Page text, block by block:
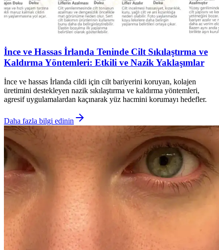
İnce ve Hassas İrlanda Teninde Cilt Sıkılaştırma ve
Kaldırma Yöntemleri: Etkili ve Nazik Yaklaşımlar
İnce ve hassas İrlanda cildi için cilt bariyerini koruyan, kolajen
üretimini destekleyen nazik sıkılaştırma ve kaldırma yöntemleri,
agresif uygulamalardan kaçınarak yüz hacmini korumayı hedefler.
Daha fazla bilgi edinin